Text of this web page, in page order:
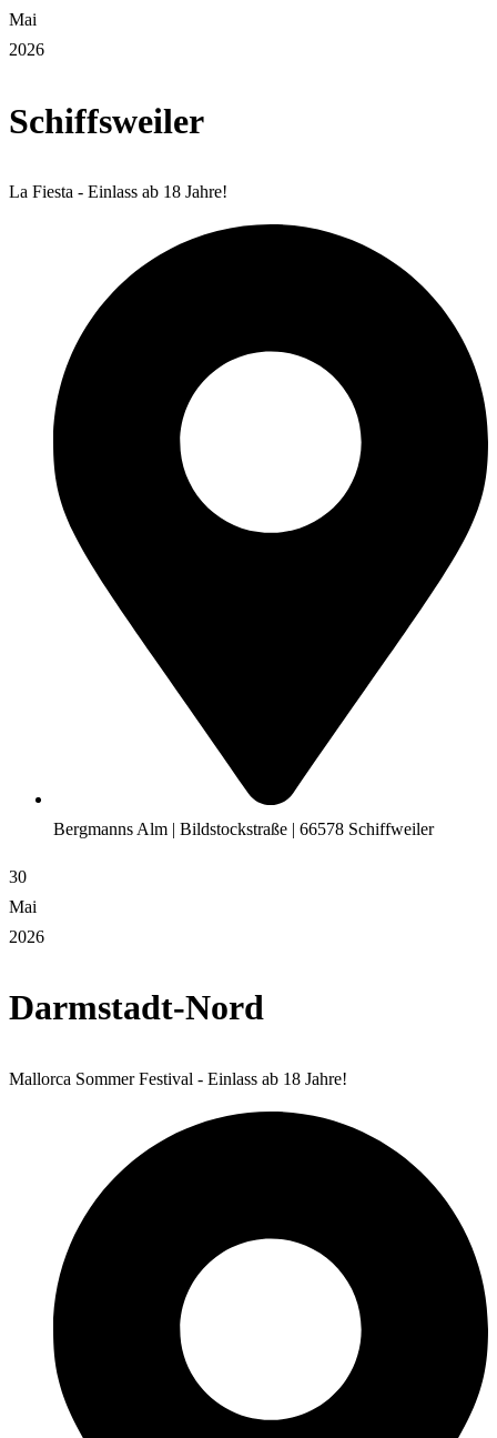
Mai
2026
Schiffsweiler
La Fiesta - Einlass ab 18 Jahre!
Bergmanns Alm | Bildstockstraße | 66578 Schiffweiler
30
Mai
2026
Darmstadt-Nord
Mallorca Sommer Festival - Einlass ab 18 Jahre!